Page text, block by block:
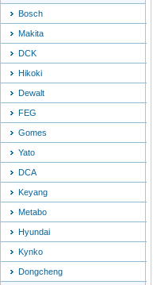
Bosch
Makita
DCK
Hikoki
Dewalt
FEG
Gomes
Yato
DCA
Keyang
Metabo
Hyundai
Kynko
Dongcheng